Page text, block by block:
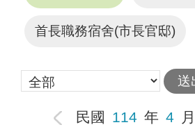
首長職務宿舍(市長官邸)
民國 114 年 4 月